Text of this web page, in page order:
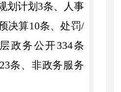
划计划 3条、人事
决算10条、处罚/
政务公开334条
条、非政务服务